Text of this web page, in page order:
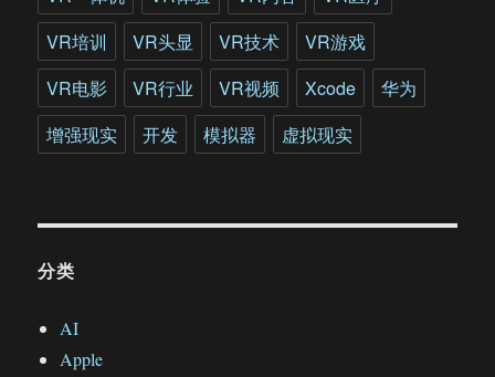
VR培训
VR头显 VR技术
VR游戏
VR电影
VR行业 VR视频 Xcode
华为
增强现实
开发 模拟器 虚拟现实
分类
AI
Apple